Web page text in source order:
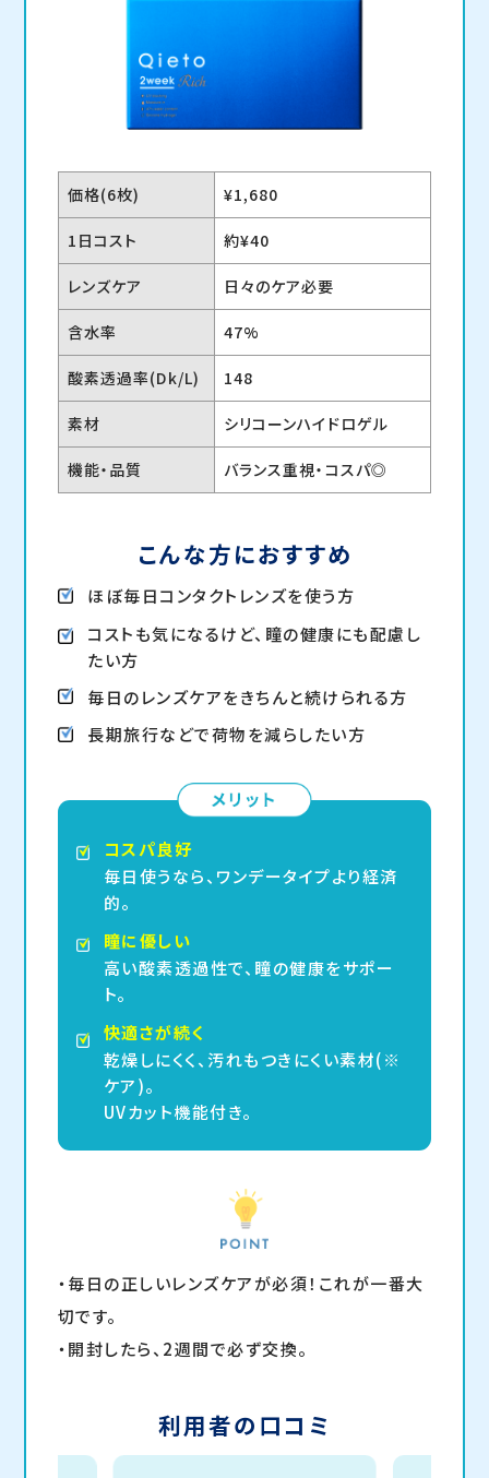
価格(6枚) ¥1,680
1日コスト 約¥40
レンズケア 日々のケア必要
含水率 47%
酸素透過率(Dk/L) 148
素材 シリコーンハイドロゲル
機能・品質 バランス重視・コスパ◎
こんな方におすすめ
ほぼ毎日コンタクトレンズを使う方
コストも気になるけど、瞳の健康にも配慮し
たい方
毎日のレンズケアをきちんと続けられる方
長期旅行などで荷物を減らしたい方
コスパ良好
毎日使うなら、ワンデータイプより経済
的。
瞳に優しい
高い酸素透過性で、瞳の健康をサポー
ト。
快適さが続く
乾燥しにくく、汚れもつきにくい素材(※
ケア)。
UVカット機能付き。
・毎日の正しいレンズケアが必須！これが一番大
切です。
・開封したら、2週間で必ず交換。
利用者の口コミ